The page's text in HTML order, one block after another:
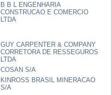
B B L ENGENHARIA
CONSTRUCAO E COMERCIO
LTDA
GUY CARPENTER & COMPANY
CORRETORA DE RESSEGUROS
LTDA
COSAN S/A
KINROSS BRASIL MINERACAO
S/A